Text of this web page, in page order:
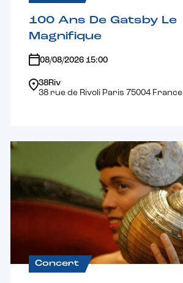
100 Ans De Gatsby Le
Magnifique
08/08/2026 15:00
38Riv
38 rue de Rivoli Paris 75004 France
Concert